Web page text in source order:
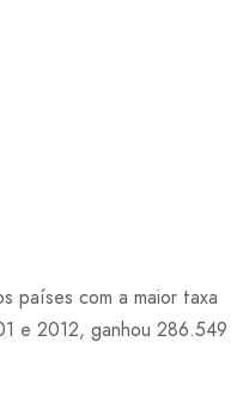
países com a maior taxa
e 2012, ganhou 286.549